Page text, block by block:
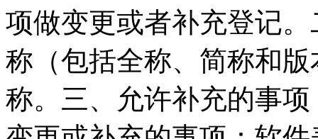
项做变更或者补充登记
称（包括全称、简称和
称。三、允许补充的事